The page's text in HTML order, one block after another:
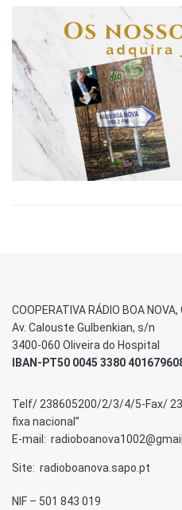
COOPERATIVA RÁDIO BOA NOVA,
Av. Calouste Gulbenkian, s/n
3400-060 Oliveira do Hospital
IBAN-PT50 0045 3380
Telf/ 238605200/2/3/4/5-Fax/
fixa nacional”
E-mail:
Site: radioboanova.sapo.pt
NIF – 501 843 019